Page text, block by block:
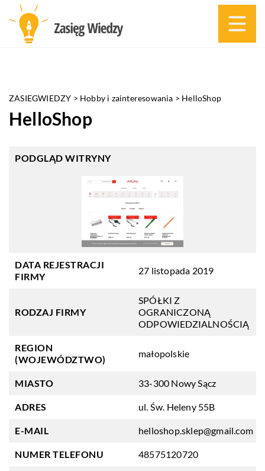
ZASIEGWIEDZY > Hobby i zainteresowania > HelloShop
HelloShop
PODGLĄD WITRYNY
DATA REJESTRACJI
FIRMY
27 listopada 2019
RODZAJ FIRMY
SPÓŁKI Z
OGRANICZONĄ
ODPOWIEDZIALNOŚCIĄ
REGION
(WOJEWÓDZTWO)
małopolskie
MIASTO 33-300 Nowy Sącz
ADRES ul. Św. Heleny 55B
E-MAIL helloshop.sklep@gmail.com
NUMER TELEFONU 48575120720